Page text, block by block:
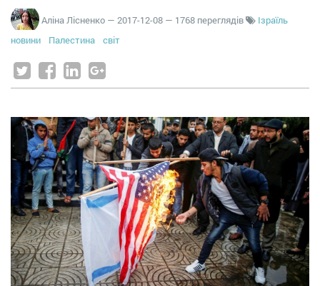
Аліна Лісненко — 2017-12-08 — 1768 переглядів
Ізраїль
новини
Палестина світ